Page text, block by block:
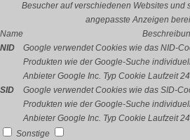
Besucher auf verschiedenen Websites und
angepasste Anzeigen
Name
NID
Google verwendet Cookies wie das NID-
Produkten wie der Google-Suche
Anbieter Google Inc. Typ Cookie Laufzeit
SID
Google verwendet Cookies wie das SID-
Produkten wie der Google-Suche
Anbieter Google Inc. Typ Cookie Laufzeit
Sonstige